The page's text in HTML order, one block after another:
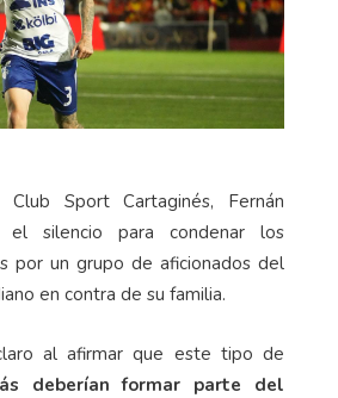
Sport Cartaginés, Fernán
el silencio para condenar los
por un grupo de aficionados del
en contra de su familia.
al afirmar que este tipo de
deberían formar parte del